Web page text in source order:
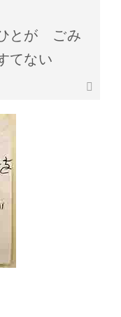
とが ごみ
てない